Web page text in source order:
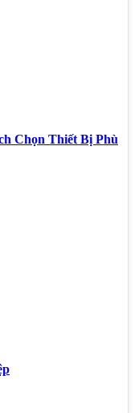
Chọn Thiết Bị Phù